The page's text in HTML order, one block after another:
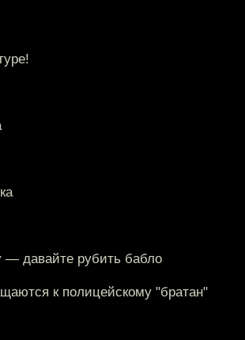
— давайте рубить бабло
к полицейскому "братан"